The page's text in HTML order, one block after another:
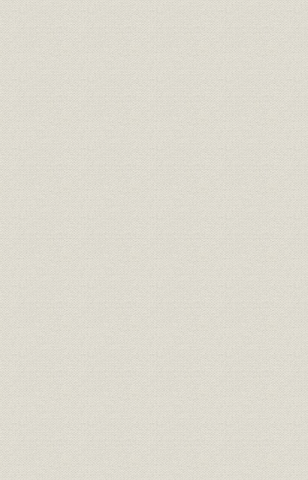
経営;規則 三井組 諸規則留(抄) 明治廿六
財務・業績
明治廿五年下半季 大元方勘定目
録
明治廿五
財務・業績 物産会社営業実況報告并意見書 明治二四
経営
三井物産会社改革将来必要之廉
明治二四年
事業所;経営
三井物産会社本支店将来営業科
目
明治二四年
経営 三井鉱山会社創立趣意書 明治二四年
経営 三井鉱山合資会社創立手続 明治二五年
定款 有限責任三井鉱山合資会社定款 明治二五
財務・業績
三井鉱山合資会社 明治廿五年下
季営業報告
明治二六
組織 明治二四年 三越呉服店改革書類 明治二四年
組織 三越呉服店改正手続 明治廿五
経営 三越呉服店宛 大元方ヨリ達書 明治二六
組織
三井各商店ヲ合名会社ノ組織ニ
スル事
明治二六